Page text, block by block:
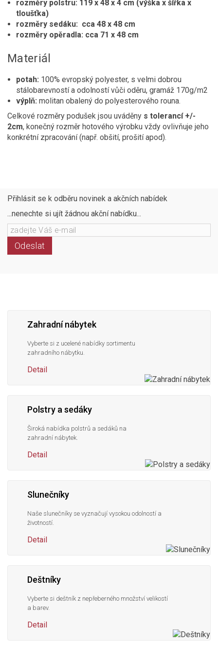
rozměry polstru: 119 x 48 x 4 cm (výška x šířka x
tloušťka)
rozměry sedáku: cca 48 x 48 cm
rozměry opěradla: cca 71 x 48 cm
Materiál
potah: 100% evropský polyester, s velmi dobrou
stálobarevností a odolností vůči oděru, gramáž 170g/m2
výplň: molitan obalený do polyesterového rouna.
Celkové rozměry podušek jsou uváděny s tolerancí +/-
2cm, konečný rozměr hotového výrobku vždy ovlivňuje jeho
konkrétní zpracování (např. obšití, prošití apod).
Přihlásit se k odběru novinek a akčních nabídek
...nenechte si ujít žádnou akční nabídku...
Odeslat
Zahradní nábytek
Vyberte si z ucelené nabídky sortimentu
zahradního nábytku.
Detail
Polstry a sedáky
Široká nabídka polstrů a sedáků na
zahradní nábytek.
Detail
Slunečníky
Naše slunečníky se vyznačují vysokou odolností a
životností.
Detail
Deštníky
Vyberte si deštník z nepřeberného množství velikostí
a barev.
Detail